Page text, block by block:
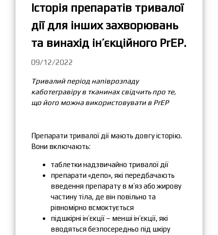
Історія препаратів тривалої
дії для інших захворювань
та винахід ін’єкційного PrEP.
09/12/2022
Тривалий період напіврозпаду
каботегравіру в тканинах свідчить про те,
що його можна використовувати в PrEP
Препарати тривалої дії мають довгу історію.
Вони включають:
таблетки надзвичайно тривалої дії
препарати «депо», які передбачають
введення препарату в м’яз або жирову
частину тіла, де він повільно та
рівномірно всмоктується
підшкірні ін’єкції – менші ін’єкції, які
вводяться безпосередньо під шкіру